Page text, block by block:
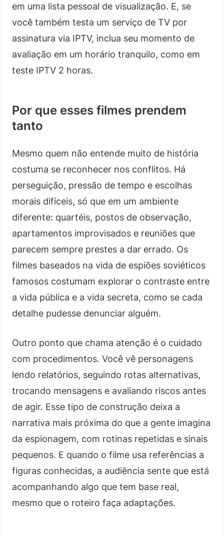
em uma lista pessoal de visualização. E, se
você também testa um serviço de TV por
assinatura via IPTV, inclua seu momento de
avaliação em um horário tranquilo, como em
teste IPTV 2 horas.
Por que esses filmes prendem
tanto
Mesmo quem não entende muito de história
costuma se reconhecer nos conflitos. Há
perseguição, pressão de tempo e escolhas
morais difíceis, só que em um ambiente
diferente: quartéis, postos de observação,
apartamentos improvisados e reuniões que
parecem sempre prestes a dar errado. Os
filmes baseados na vida de espiões soviéticos
famosos costumam explorar o contraste entre
a vida pública e a vida secreta, como se cada
detalhe pudesse denunciar alguém.
Outro ponto que chama atenção é o cuidado
com procedimentos. Você vê personagens
lendo relatórios, seguindo rotas alternativas,
trocando mensagens e avaliando riscos antes
de agir. Esse tipo de construção deixa a
narrativa mais próxima do que a gente imagina
da espionagem, com rotinas repetidas e sinais
pequenos. E quando o filme usa referências a
figuras conhecidas, a audiência sente que está
acompanhando algo que tem base real,
mesmo que o roteiro faça adaptações.